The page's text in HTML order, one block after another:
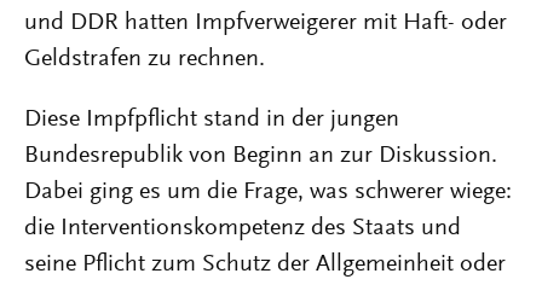
und DDR hatten Impfverweigerer mit Haft- oder
Geldstrafen zu rechnen.
Diese Impfpflicht stand in der jungen
Bundesrepublik von Beginn an zur Diskussion.
Dabei ging es um die Frage, was schwerer wiege:
die Interventionskompetenz des Staats und
seine Pflicht zum Schutz der Allgemeinheit oder